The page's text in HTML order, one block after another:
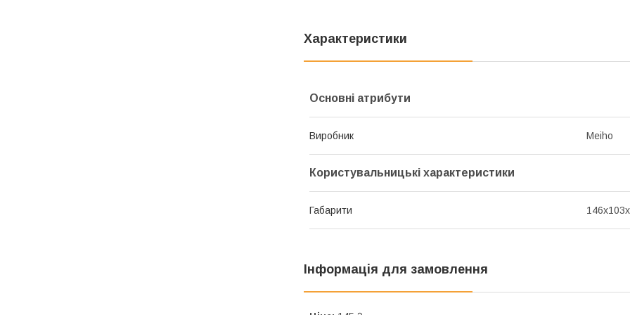
Характеристики
Основні атрибути
Виробник Meiho
Користувальницькі характеристики
Габарити
Інформація для замовлення